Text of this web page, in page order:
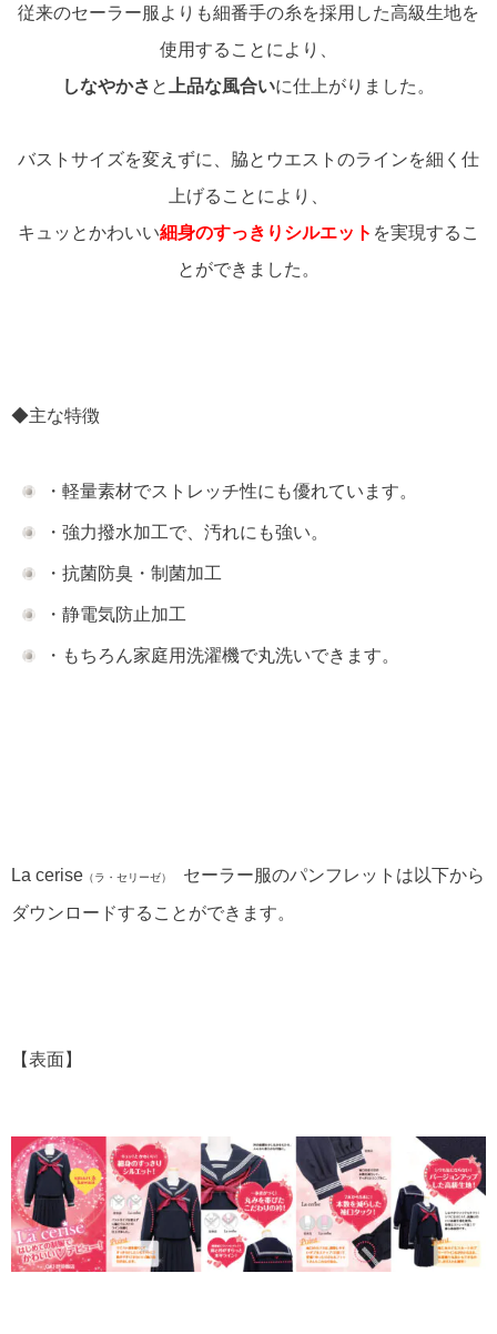
従来のセーラー服よりも細番手の糸を採用した高級生地を
使用することにより、
しなやかさ と 上品な風合いに仕上がりました。
バストサイズを変えずに、脇とウエストのラインを細く仕
上げることにより、
キュッとかわいい細身のすっきりシルエット を実現するこ
とができました。
◆主な特徴
・軽量素材でストレッチ性にも優れています。
・強力撥水加工で、汚れにも強い。
・抗菌防臭・制菌加工
・静電気防止加工
・もちろん家庭用洗濯機で丸洗いできます。
La cerise （ラ・セリーゼ） セーラー服のパンフレットは以下から
ダウンロードすることができます。
【表面】